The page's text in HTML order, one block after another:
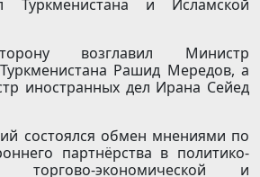
Туркменистана и Исламской
возглавил Министр
Рашид Мередов, а
иностранных дел Ирана Сейед
состоялся обмен мнениями по
партнёрства в политико-
торгово-экономической и